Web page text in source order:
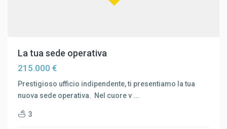
La tua sede operativa
215.000 €
Prestigioso ufficio indipendente, ti presentiamo la tua
nuova sede operativa. Nel cuore v ...
3